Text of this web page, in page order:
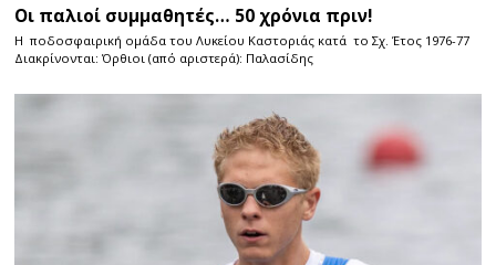
Οι παλιοί συμμαθητές… 50 χρόνια πριν!
Η ποδοσφαιρική ομάδα του Λυκείου Καστοριάς κατά το Σχ. Έτος 1976-77
Διακρίνονται: Όρθιοι (από αριστερά): Παλασίδης